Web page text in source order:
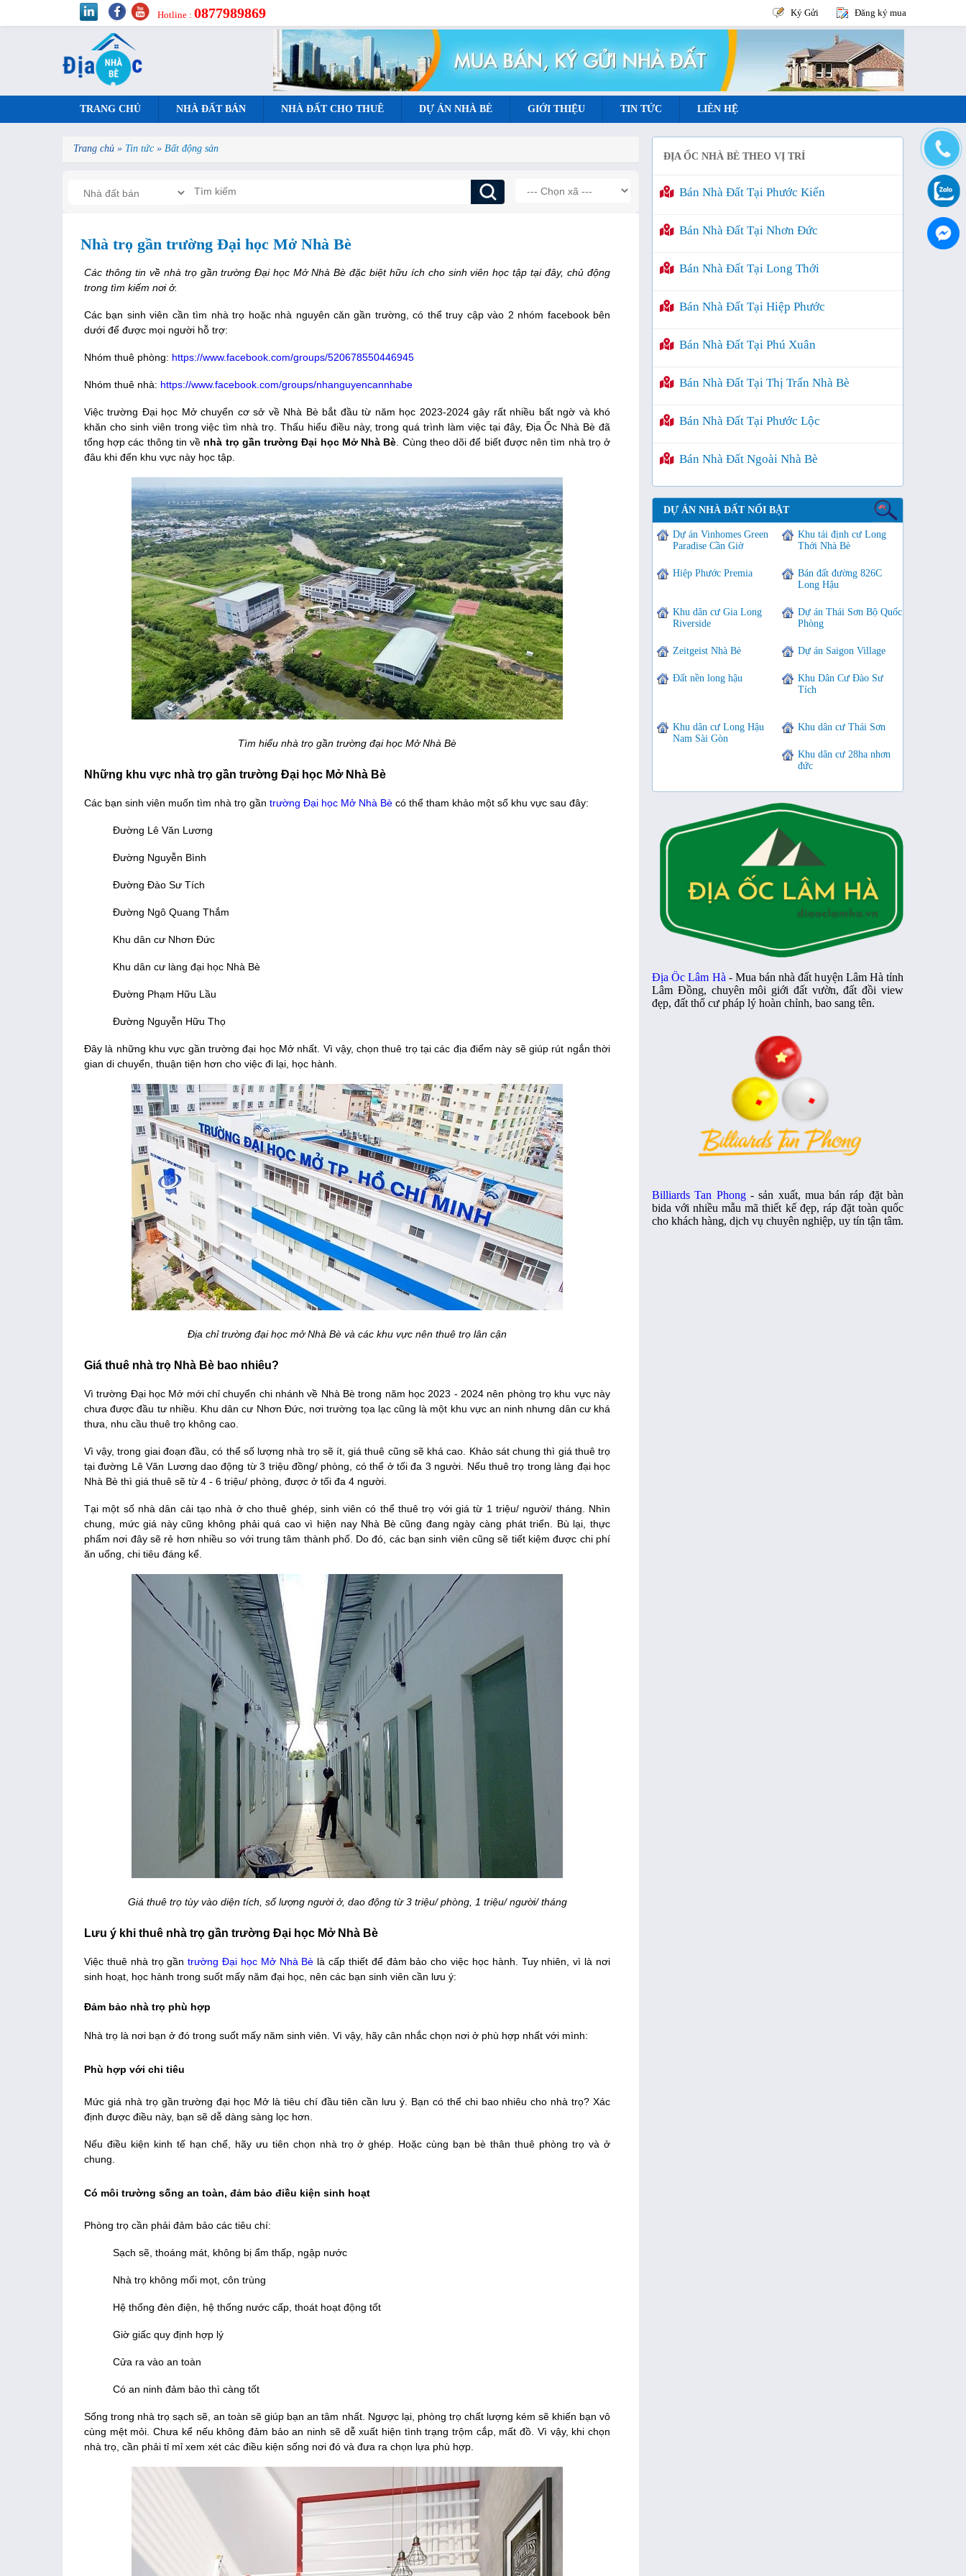
Hotline : 0877989869 Ký Gửi Đăng ký mua
TRANG CHỦ NHÀ ĐẤT BÁN NHÀ ĐẤT CHO THUÊ DỰ ÁN NHÀ BÈ GIỚI THIỆU TIN TỨC LIÊN HỆ
Trang chủ » Tin tức » Bất động sản
Nhà trọ gần trường Đại học Mở Nhà Bè
Các thông tin về nhà trọ gần trường Đại học Mở Nhà Bè đặc biệt hữu ích cho sinh viên học tập tại đây, chủ động
trong tìm kiếm nơi ở.
Các bạn sinh viên cần tìm nhà trọ hoặc nhà nguyên căn gần trường, có thể truy cập vào 2 nhóm facebook bên
dưới để được mọi người hỗ trợ:
Nhóm thuê phòng: https://www.facebook.com/groups/520678550446945
Nhóm thuê nhà: https://www.facebook.com/groups/nhanguyencannhabe
Việc trường Đại học Mở chuyển cơ sở về Nhà Bè bắt đầu từ năm học 2023-2024 gây rất nhiều bất ngờ và khó
khăn cho sinh viên trong việc tìm nhà trọ. Thấu hiểu điều này, trong quá trình làm việc tại đây, Địa Ốc Nhà Bè đã
tổng hợp các thông tin về nhà trọ gần trường Đại học Mở Nhà Bè . Cùng theo dõi để biết được nên tìm nhà trọ ở
đâu khi đến khu vực này học tập.
Tìm hiểu nhà trọ gần trường đại học Mở Nhà Bè
Những khu vực nhà trọ gần trường Đại học Mở Nhà Bè
Các bạn sinh viên muốn tìm nhà trọ gần trường Đại học Mở Nhà Bè có thể tham khảo một số khu vực sau đây:
Đường Lê Văn Lương
Đường Nguyễn Bình
Đường Đào Sư Tích
Đường Ngô Quang Thắm
Khu dân cư Nhơn Đức
Khu dân cư làng đại học Nhà Bè
Đường Phạm Hữu Lầu
Đường Nguyễn Hữu Thọ
Đây là những khu vực gần trường đại học Mở nhất. Vì vậy, chọn thuê trọ tại các địa điểm này sẽ giúp rút ngắn thời
gian di chuyển, thuận tiện hơn cho việc đi lại, học hành.
Địa chỉ trường đại học mở Nhà Bè và các khu vực nên thuê trọ lân cận
Giá thuê nhà trọ Nhà Bè bao nhiêu?
Vì trường Đại học Mở mới chỉ chuyển chi nhánh về Nhà Bè trong năm học 2023 - 2024 nên phòng trọ khu vực này
chưa được đầu tư nhiều. Khu dân cư Nhơn Đức, nơi trường tọa lạc cũng là một khu vực an ninh nhưng dân cư khá
thưa, nhu cầu thuê trọ không cao.
Vì vậy, trong giai đoạn đầu, có thể số lượng nhà trọ sẽ ít, giá thuê cũng sẽ khá cao. Khảo sát chung thì giá thuê trọ
tại đường Lê Văn Lương dao động từ 3 triệu đồng/ phòng, có thể ở tối đa 3 người. Nếu thuê trọ trong làng đại học
Nhà Bè thì giá thuê sẽ từ 4 - 6 triệu/ phòng, được ở tối đa 4 người.
Tại một số nhà dân cải tạo nhà ở cho thuê ghép, sinh viên có thể thuê trọ với giá từ 1 triệu/ người/ tháng. Nhìn
chung, mức giá này cũng không phải quá cao vì hiện nay Nhà Bè cũng đang ngày càng phát triển. Bù lại, thực
phẩm nơi đây sẽ rẻ hơn nhiều so với trung tâm thành phố. Do đó, các bạn sinh viên cũng sẽ tiết kiệm được chi phí
ăn uống, chi tiêu đáng kể.
Giá thuê trọ tùy vào diện tích, số lượng người ở, dao động từ 3 triệu/ phòng, 1 triệu/ người/ tháng
Lưu ý khi thuê nhà trọ gần trường Đại học Mở Nhà Bè
Việc thuê nhà trọ gầntrường Đại học Mở Nhà Bè là cấp thiết để đảm bảo cho việc học hành. Tuy nhiên, vì là nơi
sinh hoạt, học hành trong suốt mấy năm đại học, nên các bạn sinh viên cần lưu ý:
Đảm bảo nhà trọ phù hợp
Nhà trọ là nơi bạn ở đó trong suốt mấy năm sinh viên. Vì vậy, hãy cân nhắc chọn nơi ở phù hợp nhất với mình:
Phù hợp với chi tiêu
Mức giá nhà trọ gần trường đại học Mở là tiêu chí đầu tiên cần lưu ý. Bạn có thể chi bao nhiêu cho nhà trọ? Xác
định được điều này, bạn sẽ dễ dàng sàng lọc hơn.
Nếu điều kiện kinh tế hạn chế, hãy ưu tiên chọn nhà trọ ở ghép. Hoặc cùng bạn bè thân thuê phòng trọ và ở
chung.
Có môi trường sống an toàn, đảm bảo điều kiện sinh hoạt
Phòng trọ cần phải đảm bảo các tiêu chí:
Sạch sẽ, thoáng mát, không bị ẩm thấp, ngập nước
Nhà trọ không mối mọt, côn trùng
Hệ thống đèn điện, hệ thống nước cấp, thoát hoạt động tốt
Giờ giấc quy định hợp lý
Cửa ra vào an toàn
Có an ninh đảm bảo thì càng tốt
Sống trong nhà trọ sạch sẽ, an toàn sẽ giúp bạn an tâm nhất. Ngược lại, phòng trọ chất lượng kém sẽ khiến bạn vô
cùng mệt mỏi. Chưa kể nếu không đảm bảo an ninh sẽ dễ xuất hiện tình trạng trộm cắp, mất đồ. Vì vậy, khi chọn
nhà trọ, cần phải tỉ mỉ xem xét các điều kiện sống nơi đó và đưa ra chọn lựa phù hợp.
ĐỊA ỐC NHÀ BÈ THEO VỊ TRÍ
Bán Nhà Đất Tại Phước Kiển
Bán Nhà Đất Tại Nhơn Đức
Bán Nhà Đất Tại Long Thới
Bán Nhà Đất Tại Hiệp Phước
Bán Nhà Đất Tại Phú Xuân
Bán Nhà Đất Tại Thị Trấn Nhà Bè
Bán Nhà Đất Tại Phước Lộc
Bán Nhà Đất Ngoài Nhà Bè
DỰ ÁN NHÀ ĐẤT NỔI BẬT
Dự án Vinhomes Green
Paradise Cần Giờ
Khu tái định cư Long
Thới Nhà Bè
Hiệp Phước Premia
Bán đất đường 826C
Long Hậu
Khu dân cư Gia Long
Riverside
Dự án Thái Sơn Bộ Quốc
Phòng
Zeitgeist Nhà Bè Dự án Saigon Village
Đất nền long hậu
Khu Dân Cư Đào Sư
Tích
Khu dân cư Long Hậu
Nam Sài Gòn
Khu dân cư Thái Sơn
Khu dân cư 28ha nhơn
đức
Địa Ốc Lâm Hà - Mua bán nhà đất huyện Lâm Hà tỉnh
Lâm Đồng, chuyên môi giới đất vườn, đất đồi view
đẹp, đất thổ cư pháp lý hoàn chỉnh, bao sang tên.
Billiards Tan Phong- sản xuất, mua bán ráp đặt bàn
bida với nhiều mẫu mã thiết kế đẹp, ráp đặt toàn quốc
cho khách hàng, dịch vụ chuyên nghiệp, uy tín tận tâm.